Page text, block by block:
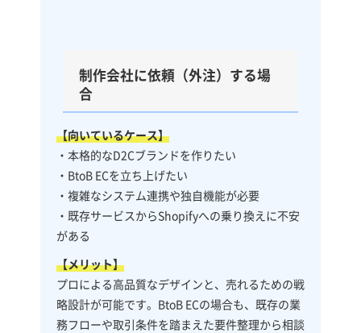
制作会社に依頼（外注）する場
合
【向いているケース】
・本格的なD2Cブランドを作りたい
・BtoB ECを立ち上げたい
・複雑なシステム連携や独自機能が必要
・既存サービスからShopifyへの乗り換えに不安
がある
【メリット】
プロによる高品質なデザインと、売れるための戦
略設計が可能です。BtoB ECの場合も、既存の業
務フローや取引条件を踏まえた要件整理から相談